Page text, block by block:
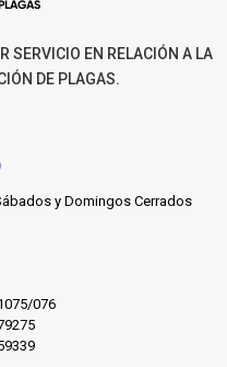
SERVICIO EN RELACIÓN A LA
DE PLAGAS.
y Domingos Cerrados
076